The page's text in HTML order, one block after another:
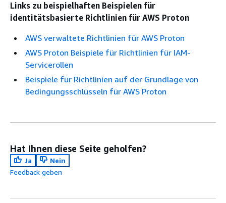
Links zu beispielhaften Beispielen für
identitätsbasierte Richtlinien für AWS Proton
AWS verwaltete Richtlinien für AWS Proton
AWS Proton Beispiele für Richtlinien für IAM-
Servicerollen
Beispiele für Richtlinien auf der Grundlage von
Bedingungsschlüsseln für AWS Proton
Hat Ihnen diese Seite geholfen?
Ja
Nein
Feedback geben